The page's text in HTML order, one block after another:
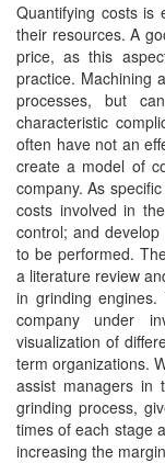
Quantifying costs is
their resources. A
price, as this
practice. Machining
processes, but
characteristic
often have not an
create a model of
company. As
costs involved in
control; and
to be performed.
a literature review
in grinding
company under
visualization of
term organizations.
assist managers in
grinding process,
times of each stage
increasing the